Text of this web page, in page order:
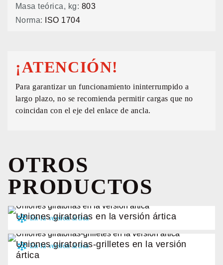
Masa teórica, kg: 803
Norma:
ISO 1704
¡ATENCIÓN!
Para garantizar un funcionamiento ininterrumpido a
largo plazo, no se recomienda permitir cargas que no
coincidan con el eje del enlace de ancla.
OTROS
PRODUCTOS
Uniones giratorias en la versión ártica
Uniones giratorias-grilletes en la versión
ártica